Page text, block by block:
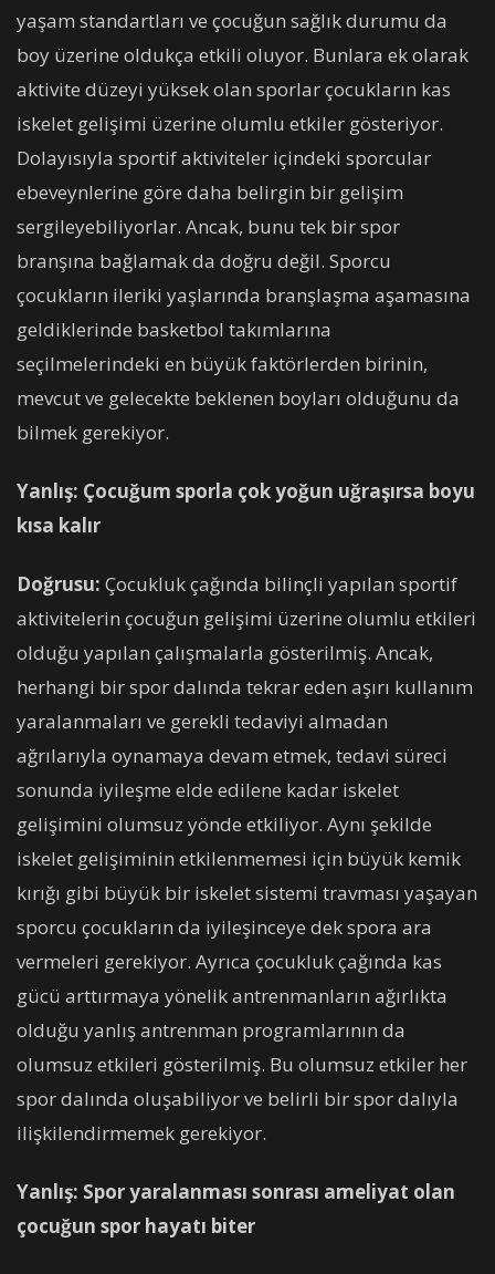
yaşam standartları ve çocuğun sağlık durumu da
boy üzerine oldukça etkili oluyor. Bunlara ek olarak
aktivite düzeyi yüksek olan sporlar çocukların kas
iskelet gelişimi üzerine olumlu etkiler gösteriyor.
Dolayısıyla sportif aktiviteler içindeki sporcular
ebeveynlerine göre daha belirgin bir gelişim
sergileyebiliyorlar. Ancak, bunu tek bir spor
branşına bağlamak da doğru değil. Sporcu
çocukların ileriki yaşlarında branşlaşma aşamasına
geldiklerinde basketbol takımlarına
seçilmelerindeki en büyük faktörlerden birinin,
mevcut ve gelecekte beklenen boyları olduğunu da
bilmek gerekiyor.
Yanlış: Çocuğum sporla çok yoğun uğraşırsa boyu
kısa kalır
Doğrusu: Çocukluk çağında bilinçli yapılan sportif
aktivitelerin çocuğun gelişimi üzerine olumlu etkileri
olduğu yapılan çalışmalarla gösterilmiş. Ancak,
herhangi bir spor dalında tekrar eden aşırı kullanım
yaralanmaları ve gerekli tedaviyi almadan
ağrılarıyla oynamaya devam etmek, tedavi süreci
sonunda iyileşme elde edilene kadar iskelet
gelişimini olumsuz yönde etkiliyor. Aynı şekilde
iskelet gelişiminin etkilenmemesi için büyük kemik
kırığı gibi büyük bir iskelet sistemi travması yaşayan
sporcu çocukların da iyileşinceye dek spora ara
vermeleri gerekiyor. Ayrıca çocukluk çağında kas
gücü arttırmaya yönelik antrenmanların ağırlıkta
olduğu yanlış antrenman programlarının da
olumsuz etkileri gösterilmiş. Bu olumsuz etkiler her
spor dalında oluşabiliyor ve belirli bir spor dalıyla
ilişkilendirmemek gerekiyor.
Yanlış: Spor yaralanması sonrası ameliyat olan
çocuğun spor hayatı biter